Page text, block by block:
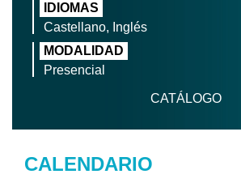
IDIOMAS
Castellano, Inglés
MODALIDAD
Presencial
CATÁLOGO
CALENDARIO